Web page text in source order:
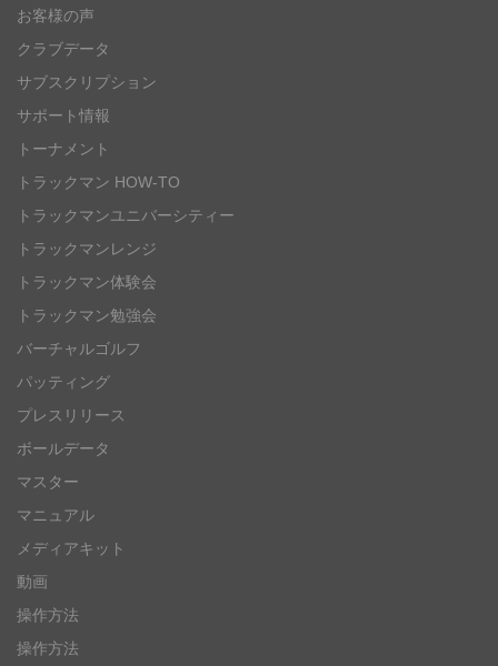
お客様の声
クラブデータ
サブスクリプション
サポート情報
トーナメント
トラックマン HOW-TO
トラックマンユニバーシティー
トラックマンレンジ
トラックマン体験会
トラックマン勉強会
バーチャルゴルフ
パッティング
プレスリリース
ボールデータ
マスター
マニュアル
メディアキット
動画
操作方法
操作方法